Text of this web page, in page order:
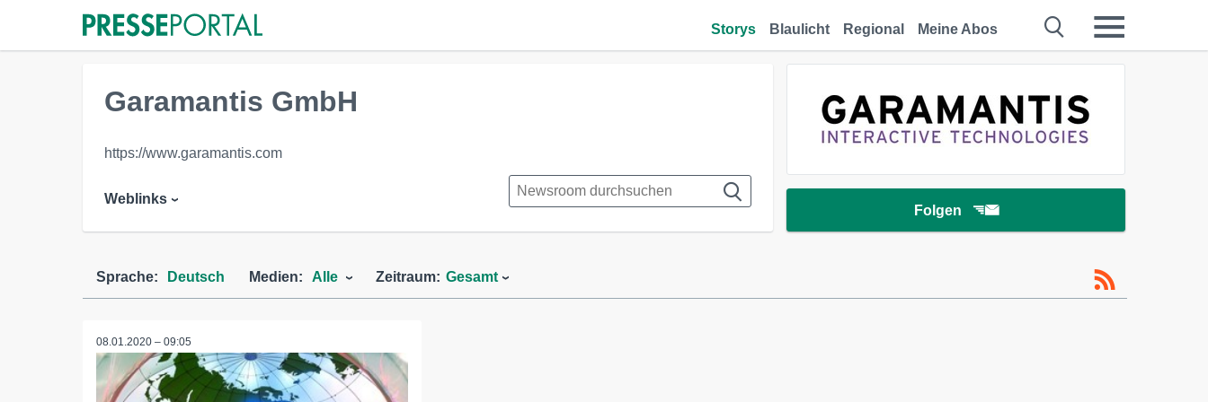
Storys Blaulicht Regional Meine Abos
Folgen
Garamantis GmbH
https://www.garamantis.com
Weblinks
Sprache: Deutsch Medien: Alle Zeitraum: Gesamt
08.01.2020 – 09:05